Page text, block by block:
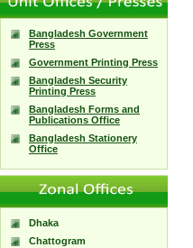
Bangladesh Government
Press
Government Printing Press
Bangladesh Security
Printing Press
Bangladesh Forms and
Publications Office
Bangladesh Stationery
Office
Dhaka
Chattogram